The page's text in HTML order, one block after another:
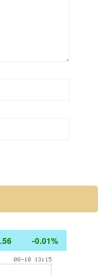
-0.01%